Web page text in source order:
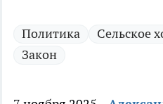
Политика Сельское
Закон